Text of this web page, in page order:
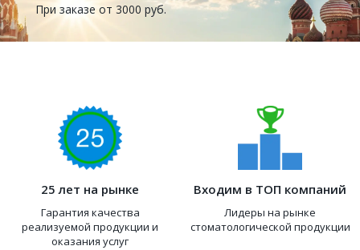
При заказе от 3000 руб.
25 лет на рынке
Гарантия качества
реализуемой продукции и
оказания услуг
Входим в ТОП компаний
Лидеры на рынке
стоматологической продукции